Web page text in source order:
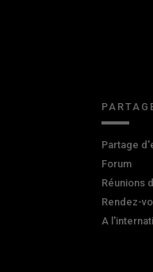
Partage
Forum
Réunions
Rendez-
A